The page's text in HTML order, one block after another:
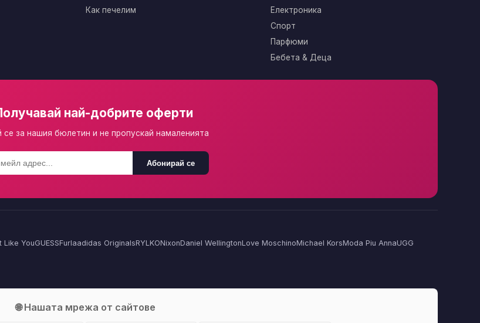
Как печелим
Електроника
Спорт
Парфюми
Бебета & Деца
най-добрите оферти
се за нашия бюлетин и не пропускай намаленията
Абонирай се
Like YouGUESSFurlaadidas OriginalsRYLKONixonDaniel WellingtonLove MoschinoMichael KorsModa Piu AnnaUGG
🌐 Нашата мрежа от сайтове